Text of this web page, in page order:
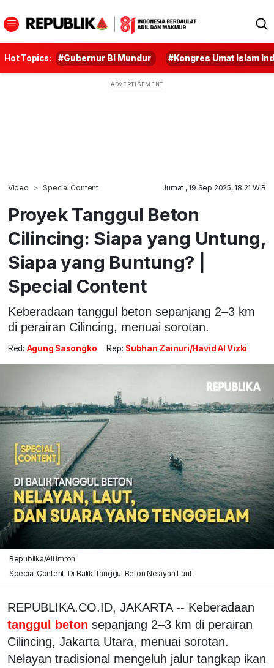
Hot Topics: #Gubernur BI Mundur #Kongres Umat Islam
Video Special Content Jumat , 19 Sep 2025, 18:21 WIB
Proyek Tanggul Beton
Cilincing: Siapa yang Untung,
Siapa yang Buntung? |
Special Content
Keberadaan tanggul beton sepanjang 2–3 km
di perairan Cilincing, menuai sorotan.
Red: Agung Sasongko Rep: Subhan Zainuri/Havid Al Vizki
Republika/Ali Imron
Special Content: Di Balik Tanggul Beton Nelayan Laut
REPUBLIKA.CO.ID, JAKARTA -- Keberadaan
tanggul beton sepanjang 2–3 km di perairan
Cilincing, Jakarta Utara, menuai sorotan.
Nelayan tradisional mengeluh jalur tangkap ikan